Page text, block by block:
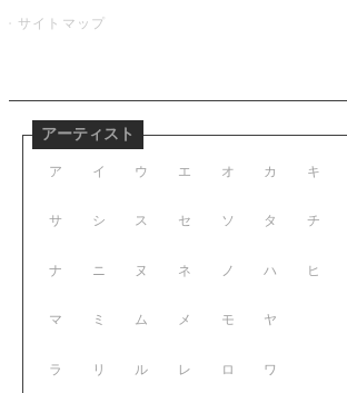
サイトマップ
アーティスト
ア イ ウ エ オ
サ シ ス セ ソ
ナ ニ ヌ ネ ノ
マ ミ ム メ モ
ラ リ ル レ ロ
カ キ
タ チ
ハ ヒ
ヤ
ワ